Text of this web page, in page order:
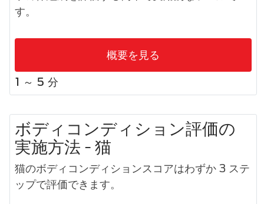
す。
概要を見る
1 ～ 5 分
ボディコンディション評価の
実施方法 - 猫
猫のボディコンディションスコアはわずか 3 ステ
ップで評価できます。